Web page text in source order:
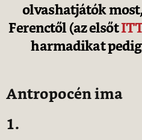
olvashatjátók
Ferenctől (az elsőt
harmadikat pedig
Antropocén ima
1.